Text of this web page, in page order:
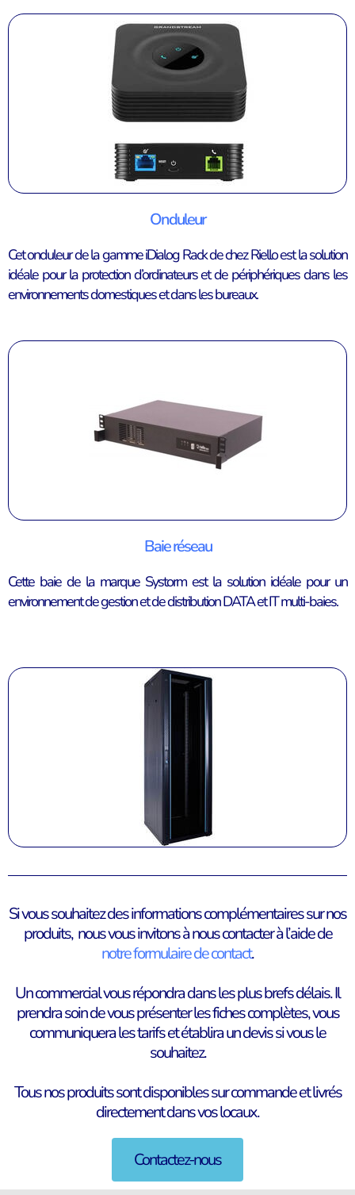
Onduleur
Cet onduleur de la gamme iDialog Rack de chez Riello est la solution
idéale pour la protection d’ordinateurs et de périphériques dans les
environnements domestiques et dans les bureaux.
Baie réseau
Cette baie de la marque Systorm est la solution idéale pour un
environnement de gestion et de distribution DATA et IT multi-baies.
Si vous souhaitez des informations complémentaires sur nos
produits, nous vous invitons à nous contacter à l’aide de
notre formulaire de contact.
Un commercial vous répondra dans les plus brefs délais. Il
prendra soin de vous présenter les fiches complètes, vous
communiquera les tarifs et établira un devis si vous le
souhaitez.
Tous nos produits sont disponibles sur commande et livrés
directement dans vos locaux.
Contactez-nous